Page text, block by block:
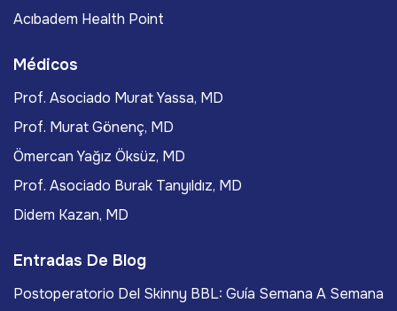
Acıbadem Health Point
Médicos
Prof. Asociado Murat Yassa, MD
Prof. Murat Gönenç, MD
Ömercan Yağız Öksüz, MD
Prof. Asociado Burak Tanyıldız, MD
Didem Kazan, MD
Entradas De Blog
Postoperatorio Del Skinny BBL: Guía Semana A Semana